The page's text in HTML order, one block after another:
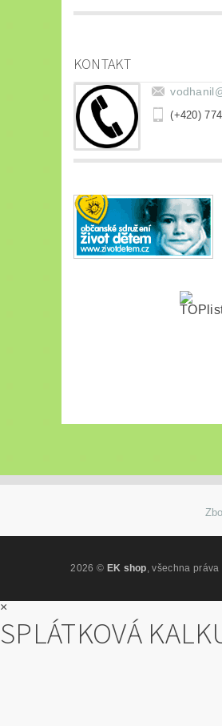
KONTAKT
vodhanil
(+420)
2026 © EK shop, všechna
×
SPLÁTKOVÁ